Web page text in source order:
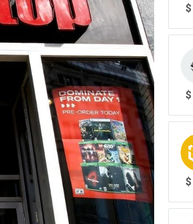
$
$
$